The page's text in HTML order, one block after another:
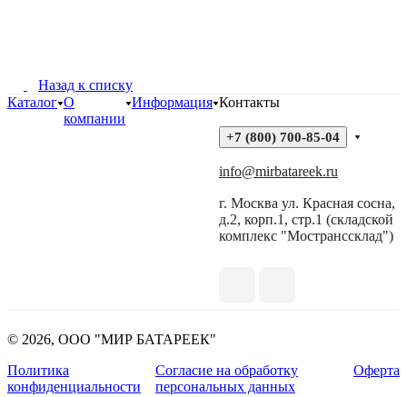
Назад к списку
Каталог О
компании
Информация Контакты
+7 (800) 700-85-04
info@mirbatareek.ru
г. Москва ул. Красная сосна,
д.2, корп.1, стр.1 (складской
комплекс "Мостранссклад")
© 2026, ООО "МИР БАТАРЕЕК"
Политика
конфиденциальности
Согласие на обработку
персональных данных
Оферта